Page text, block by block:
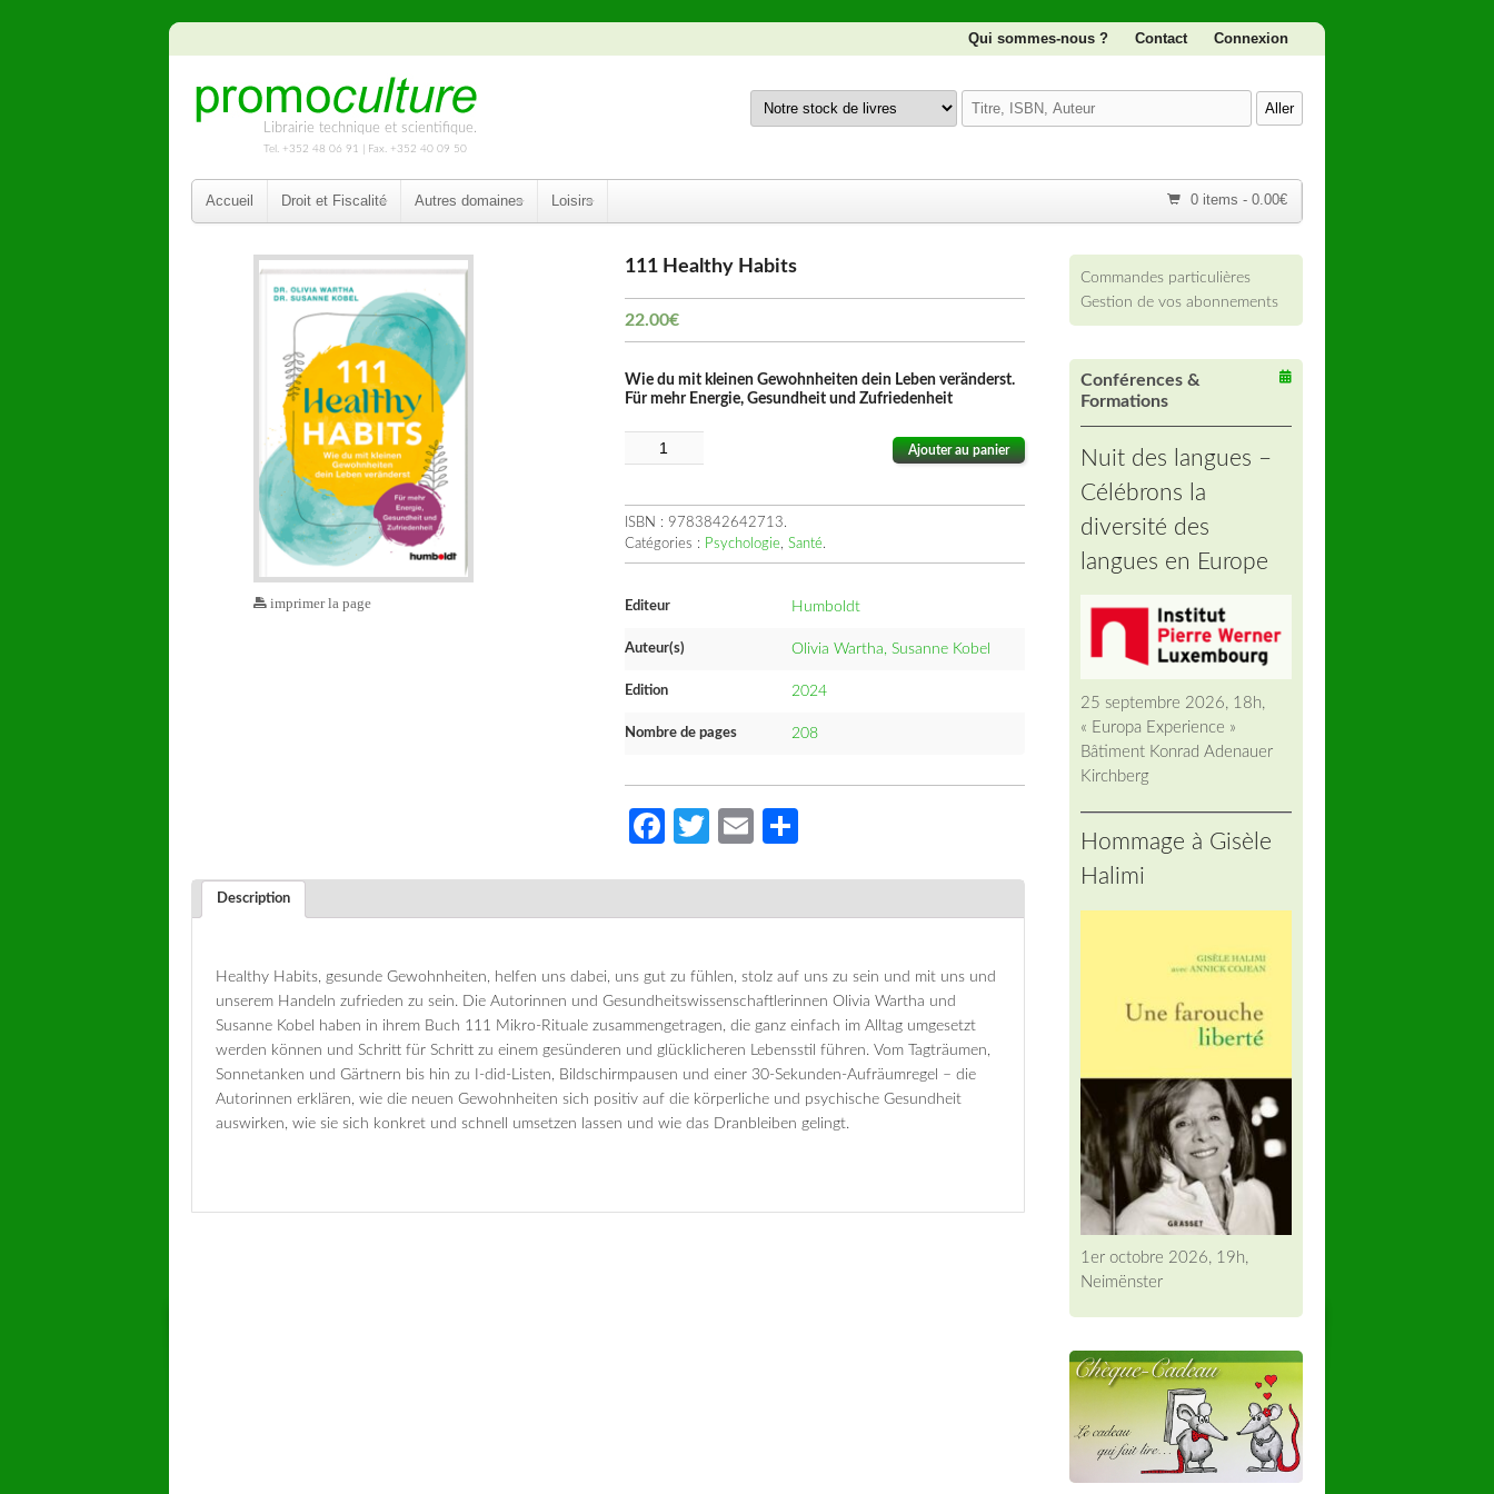
Qui sommes-nous ? Contact Connexion
Librairie technique et scientifique.
Tel. +352 48 06 91 | Fax. +352 40 09 50
0 items
Accueil Droit et Fiscalité Autres domaines Loisirs
imprimer la page
111 Healthy Habits
22.00€
Wie du mit kleinen Gewohnheiten dein Leben veränderst.
Für mehr Energie, Gesundheit und Zufriedenheit
Ajouter au panier
ISBN : 9783842642713.
Catégories : Psychologie, Santé.
Editeur Humboldt
Auteur(s) Olivia Wartha, Susanne Kobel
Edition 2024
Nombre de pages 208
Facebook
Twitter
Email
Description
Healthy Habits, gesunde Gewohnheiten, helfen uns dabei, uns gut zu fühlen, stolz auf uns zu sein und mit uns und
unserem Handeln zufrieden zu sein. Die Autorinnen und Gesundheitswissenschaftlerinnen Olivia Wartha und
Susanne Kobel haben in ihrem Buch 111 Mikro-Rituale zusammengetragen, die ganz einfach im Alltag umgesetzt
werden können und Schritt für Schritt zu einem gesünderen und glücklicheren Lebensstil führen. Vom Tagträumen,
Sonnetanken und Gärtnern bis hin zu I-did-Listen, Bildschirmpausen und einer 30-Sekunden-Aufräumregel – die
Autorinnen erklären, wie die neuen Gewohnheiten sich positiv auf die körperliche und psychische Gesundheit
auswirken, wie sie sich konkret und schnell umsetzen lassen und wie das Dranbleiben gelingt.
Commandes particulières
Gestion de vos abonnements
Conférences &
Formations
Nuit des langues –
Célébrons la
diversité des
langues en Europe
25 septembre 2026, 18h,
« Europa Experience »
Bâtiment Konrad Adenauer
Kirchberg
Hommage à Gisèle
Halimi
1er octobre 2026, 19h,
Neimënster